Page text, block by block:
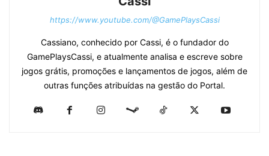
https://www.youtube.com/@GamePlaysCassi
Cassiano, conhecido por Cassi, é o fundador do
GamePlaysCassi, e atualmente analisa e escreve sobre
jogos grátis, promoções e lançamentos de jogos, além de
outras funções atribuídas na gestão do Portal.